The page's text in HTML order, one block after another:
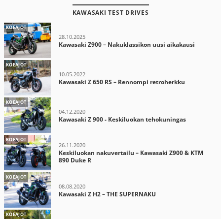
KAWASAKI TEST DRIVES
KOEAJOT
28.10.2025
Kawasaki Z900 – Nakuklassikon uusi aikakausi
KOEAJOT
10.05.2022
Kawasaki Z 650 RS – Rennompi retroherkku
KOEAJOT
04.12.2020
Kawasaki Z 900 - Keskiluokan tehokuningas
KOEAJOT
26.11.2020
Keskiluokan nakuvertailu – Kawasaki Z900 & KTM
890 Duke R
KOEAJOT
08.08.2020
Kawasaki Z H2 – THE SUPERNAKU
KOEAJOT